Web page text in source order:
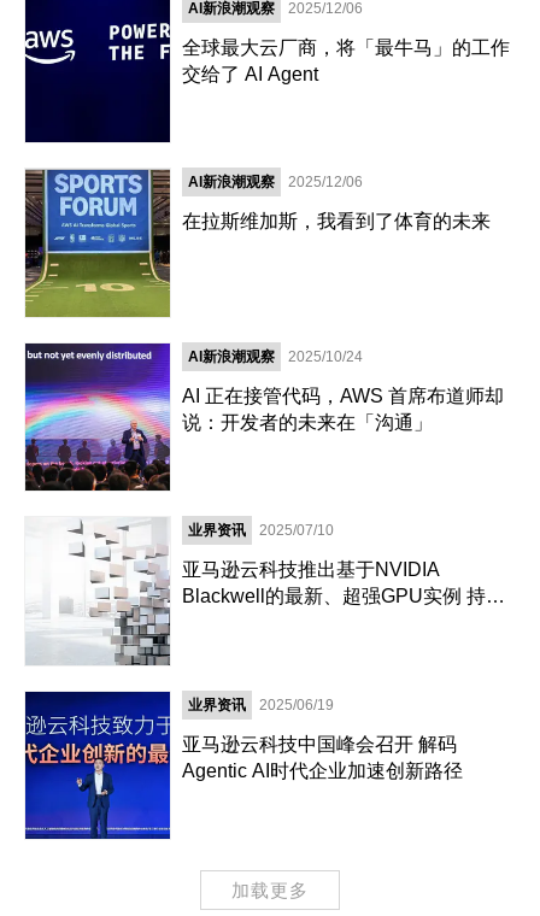
AI新浪潮观察 2025/12/06
全球最大云厂商，将「最牛马」的工作
交给了 AI Agent
AI新浪潮观察 2025/12/06
在拉斯维加斯，我看到了体育的未来
AI新浪潮观察 2025/10/24
AI 正在接管代码，AWS 首席布道师却
说：开发者的未来在「沟通」
业界资讯 2025/07/10
亚马逊云科技推出基于NVIDIA
Blackwell的最新、超强GPU实例 持续
业界资讯 2025/06/19
亚马逊云科技中国峰会召开 解码
Agentic AI时代企业加速创新路径
加载更多